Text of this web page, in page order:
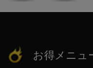
お得メニュ